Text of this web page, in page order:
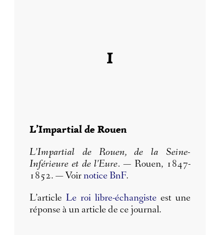
I
L’Impartial de Rouen
L’Impartial de Rouen, de la Seine-
Inférieure et de l’Eure. — Rouen, 1847-
1852. — Voirnotice BnF.
L’article Le roi libre-échangiste est une
réponse à un article de ce journal.